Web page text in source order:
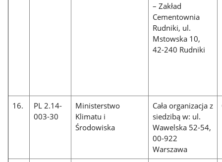
– Zakład
Cementownia
Rudniki, ul.
Mstowska 10,
42-240 Rudniki
16.
PL 2.14-
003-30
Ministerstwo
Klimatu i
Środowiska
Cała organizacja z
siedzibą w: ul.
Wawelska 52-54,
00-922
Warszawa